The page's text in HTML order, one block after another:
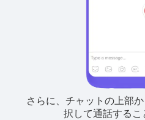
さらに、チャットの上部
択して通話するこ